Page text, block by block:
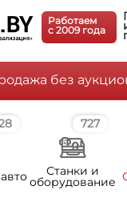
Работаем
c 2009 года
без
727
Станки и
оборудование